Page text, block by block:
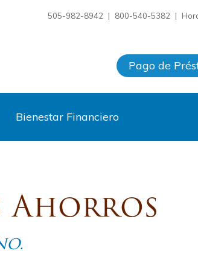
505-982-8942 | 800-540-5382 |
Pago de
Bienestar Financiero
Ahorros